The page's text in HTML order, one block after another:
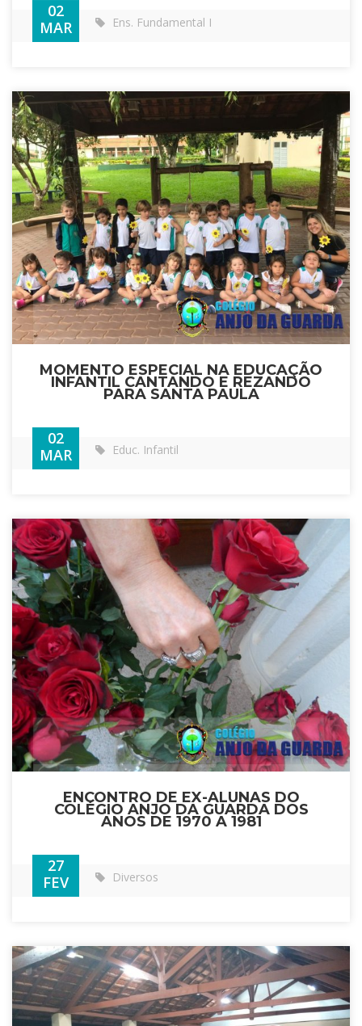
02
MAR
Ens. Fundamental I
MOMENTO ESPECIAL NA EDUCAÇÃO
INFANTIL CANTANDO E REZANDO
PARA SANTA PAULA
02
MAR
Educ. Infantil
ENCONTRO DE EX-ALUNAS DO
COLÉGIO ANJO DA GUARDA DOS
ANOS DE 1970 A 1981
27
FEV
Diversos